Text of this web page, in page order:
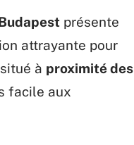
présente
attrayante pour
à proximité des
facile aux